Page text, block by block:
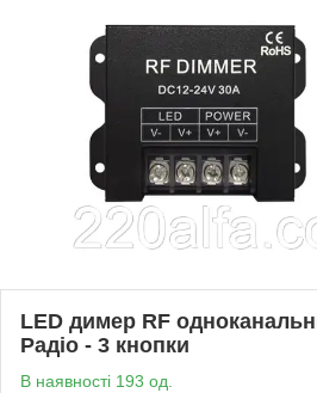
LED димер RF
Радіо - 3 кнопки
В наявності 193 од.